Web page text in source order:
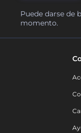
Puede darse de
momento.